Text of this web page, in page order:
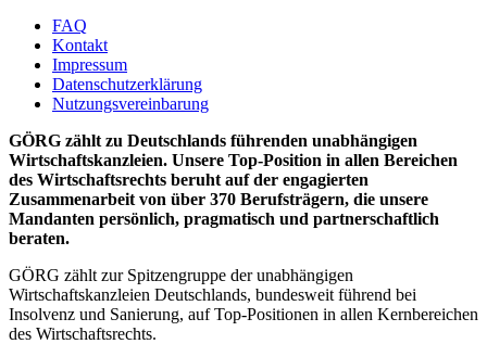
FAQ
Kontakt
Impressum
Datenschutzerklärung
Nutzungsvereinbarung
GÖRG zählt zu Deutschlands führenden unabhängigen
Wirtschaftskanzleien. Unsere Top-Position in allen Bereichen
des Wirtschaftsrechts beruht auf der engagierten
Zusammenarbeit von über 370 Berufsträgern, die unsere
Mandanten persönlich, pragmatisch und partnerschaftlich
beraten.
GÖRG zählt zur Spitzengruppe der unabhängigen
Wirtschaftskanzleien Deutschlands, bundesweit führend bei
Insolvenz und Sanierung, auf Top-Positionen in allen Kernbereichen
des Wirtschaftsrechts.